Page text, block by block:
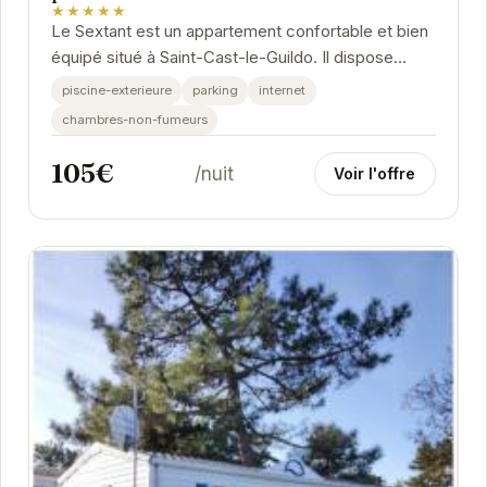
★★★★★
Le Sextant est un appartement confortable et bien
équipé situé à Saint-Cast-le-Guildo. Il dispose
d'une piscine extérieure partagée, d'un...
piscine-exterieure parking
internet
chambres-non-fumeurs
105€ /nuit Voir l'offre